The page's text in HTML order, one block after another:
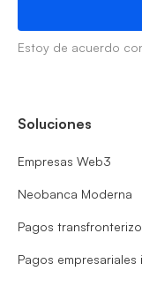
Estoy de acuerdo
Soluciones
Empresas Web3
Neobanca Moderna
Pagos
Pagos